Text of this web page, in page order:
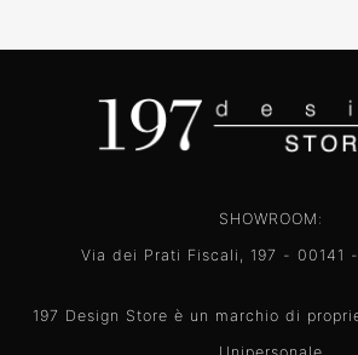
SHOWROOM:
Via dei Prati Fiscali, 197 - 00141
197 Design Store è un marchio di